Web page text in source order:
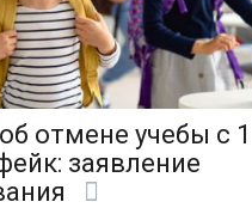
отмене учебы с 1
заявление